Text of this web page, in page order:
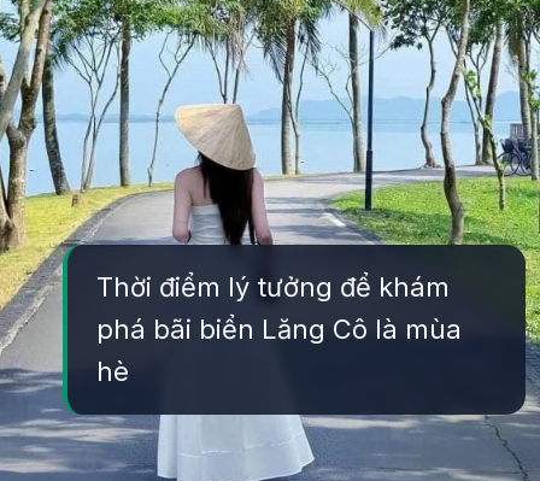
Thời điểm lý tưởng để khám
phá bãi biển Lăng Cô là mùa
hè